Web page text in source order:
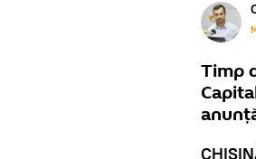
Timp